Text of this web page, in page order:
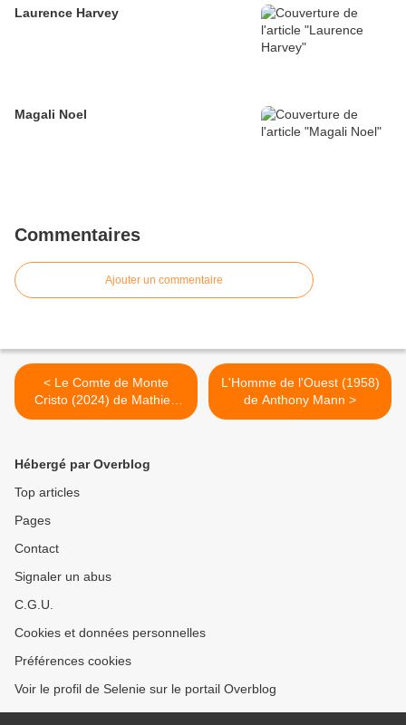
Laurence Harvey
Magali Noel
Commentaires
Ajouter un commentaire
< Le Comte de Monte
Cristo (2024) de Mathieu
Delaporte et Alexandre de
L'Homme de l'Ouest (1958)
de Anthony Mann >
Hébergé par Overblog
Top articles
Pages
Contact
Signaler un abus
C.G.U.
Cookies et données personnelles
Préférences cookies
Voir le profil de Selenie sur le portail Overblog